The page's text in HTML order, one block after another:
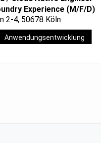
Experience (M/F/D)
2-4, 50678 Köln
Anwendungsentwicklung